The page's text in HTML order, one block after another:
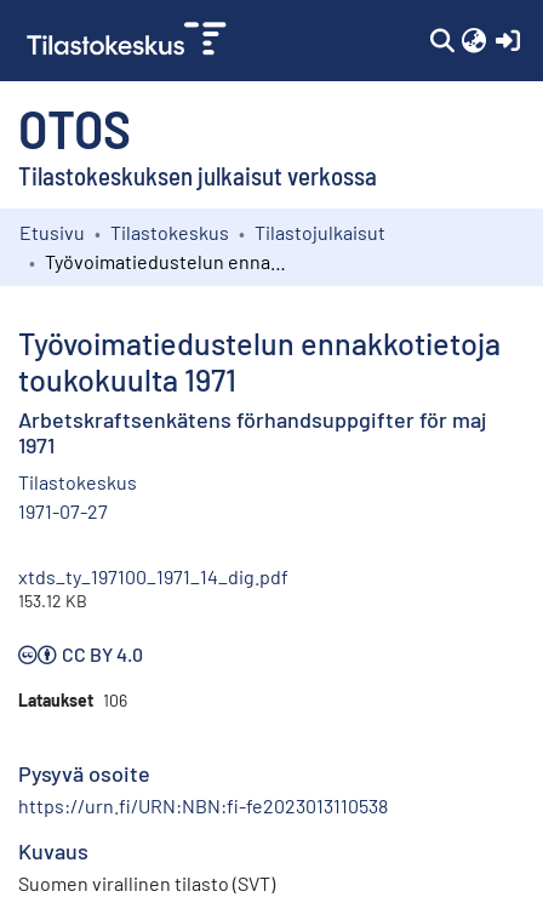
OTOS
Tilastokeskuksen julkaisut verkossa
Kokoelmat
Etusivu Tilastokeskus
Tilastojulkaisut
Työvoimatiedustelun ennakkotietoja
toukokuulta 1971
Arbetskraftsenkätens förhandsuppgifter för maj
1971
Tilastokeskus
1971-07-27
xtds_ty_197100_1971_14_dig.pdf
153.12 KB
CC BY 4.0
Lataukset 106
Pysyvä osoite
https://urn.fi/URN:NBN:fi-fe2023013110538
Kuvaus
Suomen virallinen tilasto (SVT)